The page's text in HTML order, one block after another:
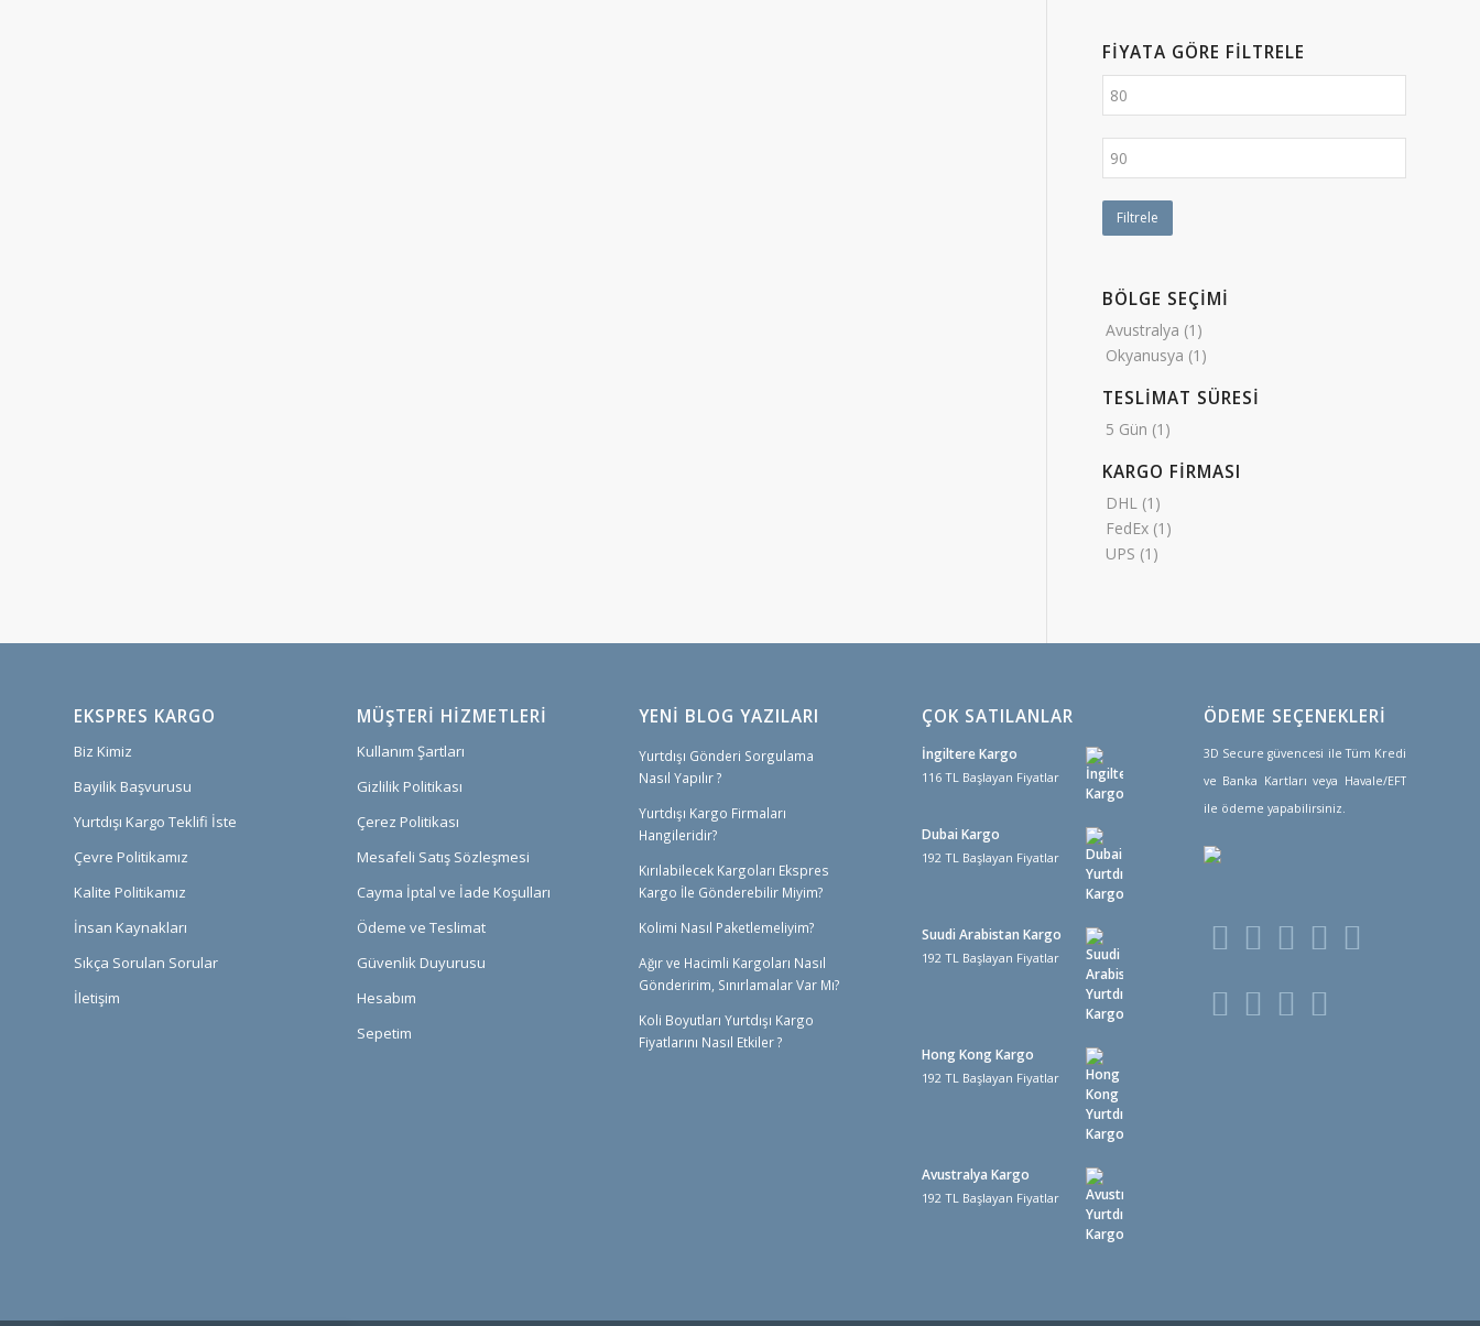
FIYATA GÖRE FILTRELE
Filtrele
BÖLGE SEÇİMİ
Avustralya (1)
Okyanusya (1)
TESLİMAT SÜRESİ
5 Gün (1)
KARGO FİRMASI
DHL (1)
FedEx (1)
UPS (1)
EKSPRES KARGO
Biz Kimiz
Bayilik Başvurusu
Yurtdışı Kargo Teklifi İste
Çevre Politikamız
Kalite Politikamız
İnsan Kaynakları
Sıkça Sorulan Sorular
İletişim
MÜŞTERI HIZMETLERI
Kullanım Şartları
Gizlilik Politikası
Çerez Politikası
Mesafeli Satış Sözleşmesi
Cayma İptal ve İade Koşulları
Ödeme ve Teslimat
Güvenlik Duyurusu
Hesabım
Sepetim
YENİ BLOG YAZILARI
Yurtdışı Gönderi Sorgulama
Nasıl Yapılır ?
Yurtdışı Kargo Firmaları
Hangileridir?
Kırılabilecek Kargoları Ekspres
Kargo İle Gönderebilir Miyim?
Kolimi Nasıl Paketlemeliyim?
Ağır ve Hacimli Kargoları Nasıl
Gönderirim, Sınırlamalar Var Mı?
Koli Boyutları Yurtdışı Kargo
Fiyatlarını Nasıl Etkiler ?
ÇOK SATILANLAR
İngiltere Kargo
116 TL Başlayan Fiyatlar
Dubai Kargo
192 TL Başlayan Fiyatlar
Suudi Arabistan Kargo
192 TL Başlayan Fiyatlar
Hong Kong Kargo
192 TL Başlayan Fiyatlar
Avustralya Kargo
192 TL Başlayan Fiyatlar
ÖDEME SEÇENEKLERİ
3D Secure güvencesi ile Tüm Kredi
ve Banka Kartları veya Havale/EFT
ile ödeme yapabilirsiniz.